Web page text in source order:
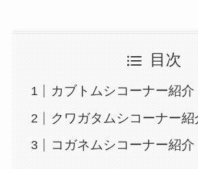
目次
カブトムシコーナー紹介
クワガタムシコーナー紹
コガネムシコーナー紹介